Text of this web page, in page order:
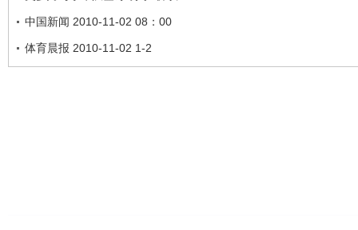
中国新闻 2010-11-02 08：00
体育晨报 2010-11-02 1-2